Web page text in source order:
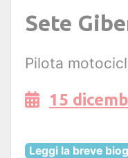
Sete
Pilota
15
Leggi la breve